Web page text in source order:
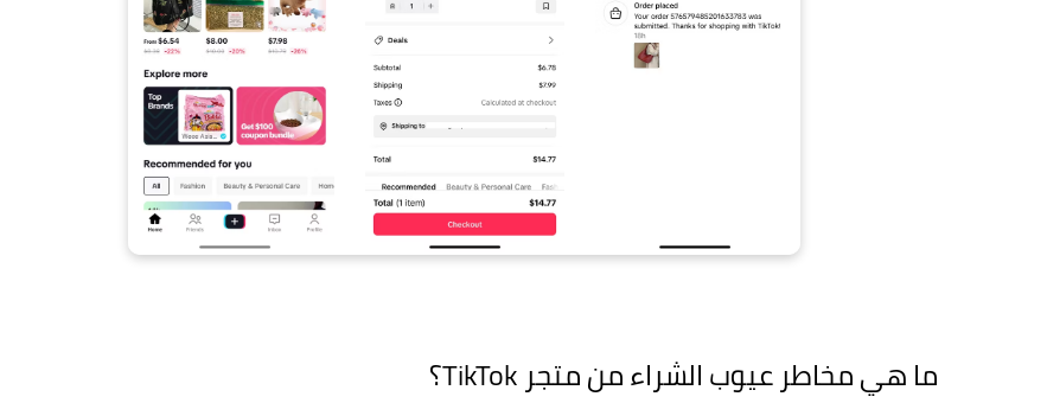
ما هي مخاطر عيوب الشراء من متجر TikTok؟